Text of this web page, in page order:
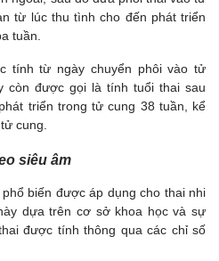
từ lúc thu tình cho đến phát triển
tuần.
tính từ ngày chuyển phôi vào tử
còn được gọi là tính tuổi thai sau
triển trong tử cung 38 tuần, kể
cung.
siêu âm
biến được áp dụng cho thai nhi
dựa trên cơ sở khoa học và sự
được tính thông qua các chỉ số